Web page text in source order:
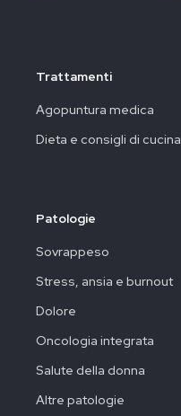
Trattamenti
Agopuntura medica
Dieta e consigli di cucina
Patologie
Sovrappeso
Stress, ansia e burnout
Dolore
Oncologia integrata
Salute della donna
Altre patologie